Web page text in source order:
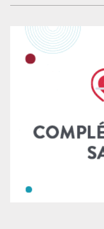
Mais le désaccord avec
saurait jamais justifier
d’un·e magistrat·e,
campagnes de haine,
tentatives
menée contre l’un des
cette décision fait écho
instance, puisqu’elle
désignation nominative
leur exposition à la
de procédés
pas du débat
l’institution judiciaire, à